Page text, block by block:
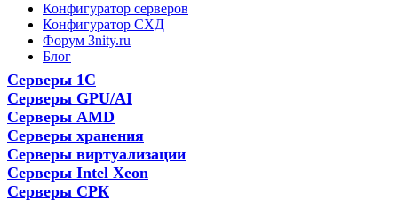
Конфигуратор серверов
Конфигуратор СХД
Форум 3nity.ru
Блог
Серверы 1С
Серверы GPU/AI
Серверы AMD
Серверы хранения
Серверы виртуализации
Серверы Intel Xeon
Серверы СРК